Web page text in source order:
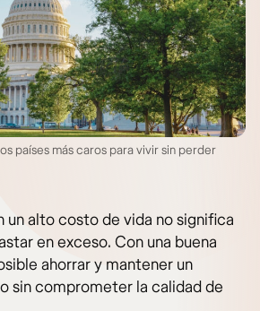
países más caros para vivir sin perder
un alto costo de vida no significa
en exceso. Con una buena
ahorrar y mantener un
sin comprometer la calidad de